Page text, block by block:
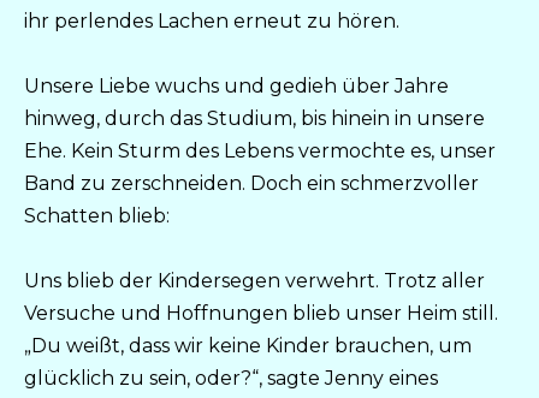
ihr perlendes Lachen erneut zu hören.
Unsere Liebe wuchs und gedieh über Jahre
hinweg, durch das Studium, bis hinein in unsere
Ehe. Kein Sturm des Lebens vermochte es, unser
Band zu zerschneiden. Doch ein schmerzvoller
Schatten blieb:
Uns blieb der Kindersegen verwehrt. Trotz aller
Versuche und Hoffnungen blieb unser Heim still.
„Du weißt, dass wir keine Kinder brauchen, um
glücklich zu sein, oder?“, sagte Jenny eines